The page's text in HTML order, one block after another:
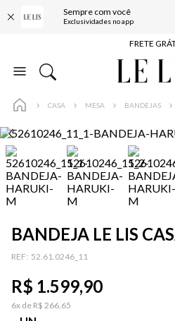
Sempre com você
Exclusividades no appENTREGA
FRETE
BAIXE O
CASA MESA BANDEJAS
BANDEJA LE LIS
: 52.61.0246_11
R$ 1.599,90
6x de R$ 266,65